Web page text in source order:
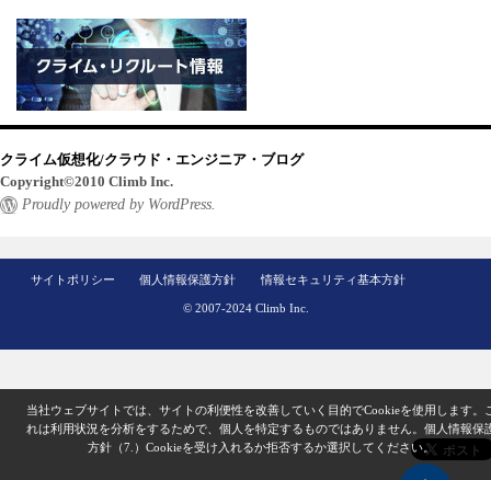
クライム仮想化/クラウド・エンジニア・ブログ
Copyright©2010 Climb Inc.
Proudly powered by WordPress.
サイトポリシー 個人情報保護方針 情報セキュリティ基本方針
© 2007-2024 Climb Inc.
当社ウェブサイトでは、サイトの利便性を改善していく目的でCookieを使用します。
れは利用状況を分析をするためで、個人を特定するものではありません。 個人情報保
方針（7.） Cookieを受け入れるか拒否するか選択してください。